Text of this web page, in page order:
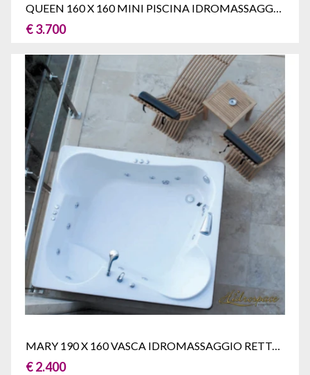
QUEEN 160 X 160 MINI PISCINA IDROMASSAGGIO
€ 3.700
€ 2.400